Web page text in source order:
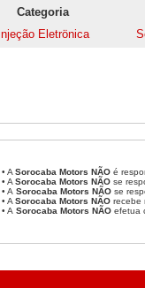
Categoria
Injeção Eletrönica
• A Sorocaba Motors NÃO é
• A Sorocaba Motors NÃO se
• A Sorocaba Motors NÃO se
• A Sorocaba Motors NÃO recebe
• A Sorocaba Motors NÃO efetua